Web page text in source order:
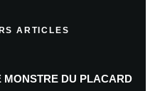
ARTICLES
MONSTRE DU PLACARD